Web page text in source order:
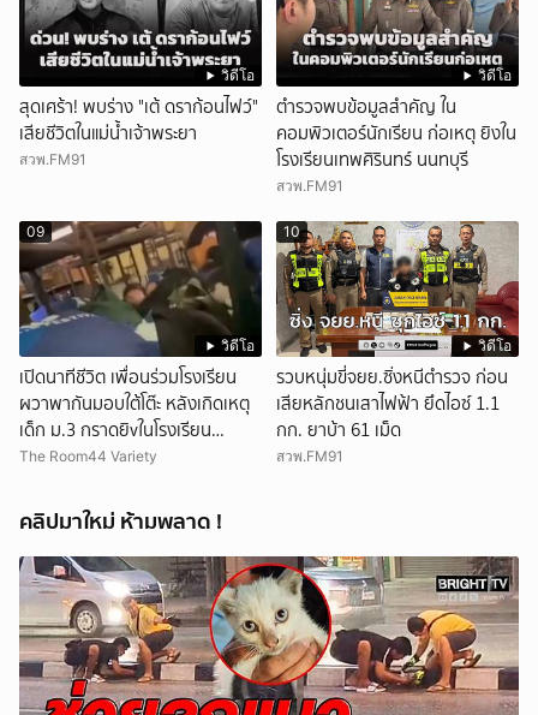
วิดีโอ
สุดเศร้า! พบร่าง "เต้ ดราก้อนไฟว์"
เสียชีวิตในแม่น้ำเจ้าพระยา
สวพ.FM91
วิดีโอ
ตำรวจพบข้อมูลสำคัญ ใน
คอมพิวเตอร์นักเรียน ก่อเหตุ ยิงใน
โรงเรียนเทพศิรินทร์ นนทบุรี
สวพ.FM91
วิดีโอ
09
เปิดนาทีชีวิต เพื่อนร่วมโรงเรียน
ผวาพากันมอบใต้โต๊ะ หลังเกิดเหตุ
เด็ก ม.3 กราดยิvในโรงเรียน
เทพศิรินทร์นนท์ แบบไม่เลือกหน้า
The Room44 Variety
วิดีโอ
10
รวบหนุ่มขี่จยย.ซิ่งหนีตำรวจ ก่อน
เสียหลักชนเสาไฟฟ้า ยึดไอซ์ 1.1
กก. ยาบ้า 61 เม็ด
สวพ.FM91
คลิปมาใหม่ ห้ามพลาด !